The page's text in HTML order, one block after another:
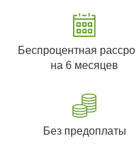
Беспроцентная
на 6 месяцев
Без предоплаты